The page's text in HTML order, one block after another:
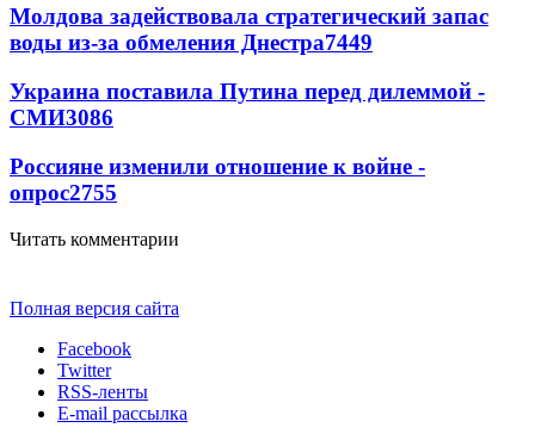
Молдова задействовала стратегический запас
воды из-за обмеления Днестра7449
Украина поставила Путина перед дилеммой -
СМИ3086
Россияне изменили отношение к войне -
опрос2755
Читать комментарии
Полная версия сайта
Facebook
Twitter
RSS-ленты
E-mail рассылка